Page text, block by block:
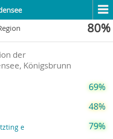
80%
der
Königsbrunn
69%
48%
e 79%